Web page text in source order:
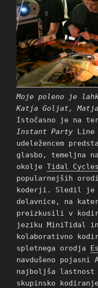
Moje poleno je
Katja Goljat,
Istočasno je na
Instant Party Line
udeležencem
glasbo, temeljna
okoljeTidal Cycles
popularnejših
koderji. Sledil je
delavnice, na
preizkusili v
jeziku MiniTidal
kolaborativno
spletnega orodja
navdušeno
najboljša lastnost
skupinsko